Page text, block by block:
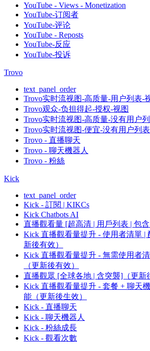
YouTube - Views - Monetization
YouTube-订阅者
YouTube-评论
YouTube - Reposts
YouTube-反应
YouTube-投诉
Trovo
text_panel_order
Trovo实时流视图-高质量-用户列表-
Trovo观众-负担得起-授权-视图
Trovo实时流视图-高质量-没有用户
Trovo实时流视图-便宜-没有用户列表
Trovo - 直播聊天
Trovo - 聊天機器人
Trovo - 粉絲
Kick
text_panel_order
Kick - 訂閱 | KIKCs
Kick Chatbots AI
直播觀看量 [超高清 | 用戶列表 | 包
Kick 直播觀看量提升 - 使用者清單 |
新後有效）
Kick 直播觀看量提升 - 無需使用者
（更新後有效）
直播觀眾 [全球各地 | 含突襲]（更新
Kick 直播觀看量提升 - 套餐 + 聊天
能（更新後生效）
Kick - 直播聊天
Kick - 聊天機器人
Kick - 粉絲成長
Kick - 觀看次數